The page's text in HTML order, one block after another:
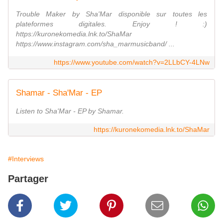
Trouble Maker by Sha'Mar disponible sur toutes les
plateformes digitales. Enjoy ! :)
https://kuronekomedia.lnk.to/ShaMar
https://www.instagram.com/sha_marmusicband/ ...
https://www.youtube.com/watch?v=2LLbCY-4LNw
Shamar - Sha'Mar - EP
Listen to Sha'Mar - EP by Shamar.
https://kuronekomedia.lnk.to/ShaMar
#Interviews
Partager